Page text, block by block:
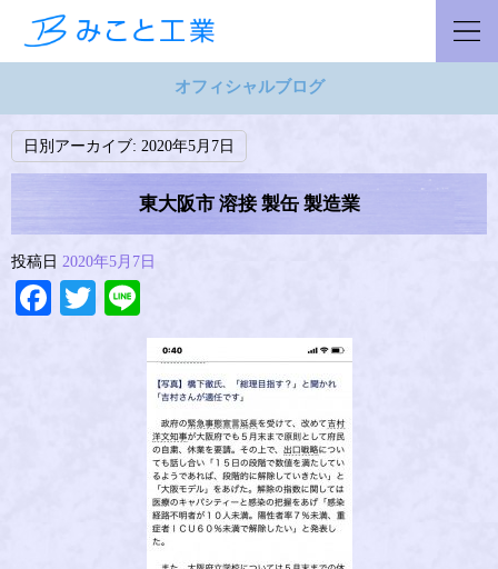
オフィシャルブログ
日別アーカイブ: 2020年5月7日
東大阪市 溶接 製缶 製造業
投稿日 2020年5月7日
Facebook
Twitter